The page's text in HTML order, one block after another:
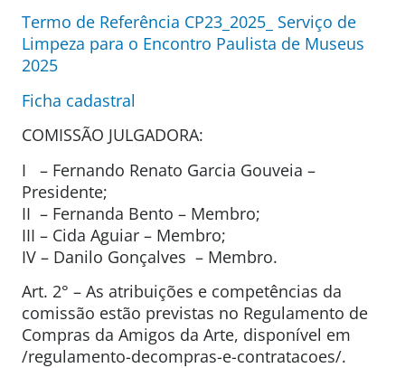
Termo de Referência CP23_2025_ Serviço de
Limpeza para o Encontro Paulista de Museus
2025
Ficha cadastral
COMISSÃO JULGADORA:
I – Fernando Renato Garcia Gouveia –
Presidente;
II – Fernanda Bento – Membro;
III – Cida Aguiar – Membro;
IV – Danilo Gonçalves – Membro.
Art. 2° – As atribuições e competências da
comissão estão previstas no Regulamento de
Compras da Amigos da Arte, disponível em
/regulamento-decompras-e-contratacoes/.